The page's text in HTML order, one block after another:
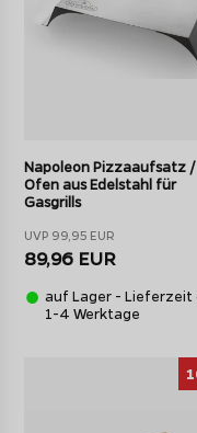
ohne großen
poröse Material
Feuchtigkeit,
Napoleon Pizzaaufsatz /
Ofen aus Edelstahl für
Gasgrills
UVP 99,95 EUR
89,96 EUR
auf Lager - Lieferzeit
1-4 Werktage